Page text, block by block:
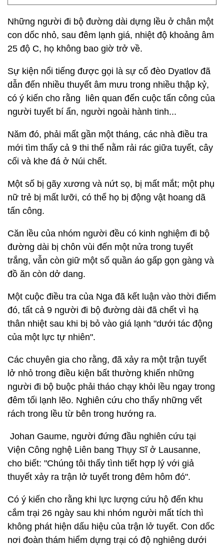
Những người đi bộ đường dài dựng lều ở chân một
con dốc nhỏ, sau đêm lạnh giá, nhiệt độ khoảng âm
25 độ C, họ không bao giờ trở về.
Sự kiện nổi tiếng được gọi là sự cố đèo Dyatlov đã
dẫn đến nhiều thuyết âm mưu trong nhiều thập kỷ,
có ý kiến cho rằng liên quan đến cuộc tấn công của
người tuyết bí ẩn, người ngoài hành tinh...
Năm đó, phải mất gần một tháng, các nhà điều tra
mới tìm thấy cả 9 thi thể nằm rải rác giữa tuyết, cây
cối và khe đá ở Núi chết.
Một số bị gãy xương và nứt sọ, bị mất mắt; một phụ
nữ trẻ bị mất lưỡi, có thể họ bị động vật hoang dã
tấn công.
Căn lều của nhóm người đều có kinh nghiệm đi bộ
đường dài bị chôn vùi đến một nửa trong tuyết
trắng, vẫn còn giữ một số quần áo gấp gọn gàng và
đồ ăn còn dở dang.
Một cuộc điều tra của Nga đã kết luận vào thời điểm
đó, tất cả 9 người đi bộ đường dài đã chết vì hạ
thân nhiệt sau khi bị bỏ vào giá lạnh "dưới tác động
của một lực tự nhiên".
Các chuyên gia cho rằng, đã xảy ra một trận tuyết
lở nhỏ trong điều kiện bất thường khiến những
người đi bộ buộc phải tháo chạy khỏi lều ngay trong
đêm tối lạnh lẽo. Nghiên cứu cho thấy những vết
rách trong lều từ bên trong hướng ra.
Johan Gaume, người đứng đầu nghiên cứu tại
Viện Công nghệ Liên bang Thụy Sĩ ở Lausanne,
cho biết: "Chúng tôi thấy tình tiết hợp lý với giả
thuyết xảy ra trận lở tuyết trong đêm hôm đó".
Có ý kiến cho rằng khi lực lượng cứu hộ đến khu
cắm trại 26 ngày sau khi nhóm người mất tích thì
không phát hiện dấu hiệu của trận lở tuyết. Con dốc
nơi đoàn thám hiểm dựng trại có độ nghiêng dưới